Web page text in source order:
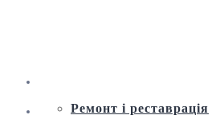
Ремонт і реставрація